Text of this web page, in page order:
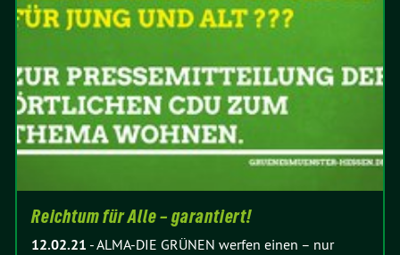
Reichtum für Alle – garantiert!
12.02.21 -ALMA-DIE GRÜNEN werfen einen – nur